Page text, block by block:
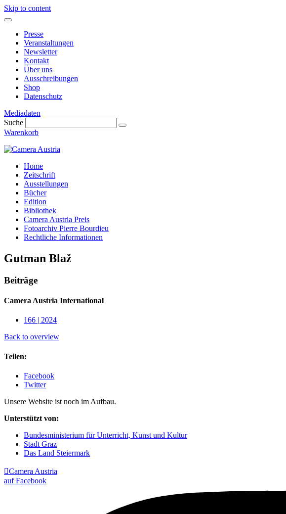
Skip to content
Presse
Veranstaltungen
Newsletter
Kontakt
Über uns
Ausschreibungen
Shop
Datenschutz
Mediadaten
Suche
Warenkorb
Home
Zeitschrift
Ausstellungen
Bücher
Edition
Bibliothek
Camera Austria Preis
Fotoarchiv Pierre Bourdieu
Rechtliche Informationen
Gutman Blaž
Beiträge
Camera Austria International
166 | 2024
Back to overview
Teilen:
Facebook
Twitter
Unsere Website ist noch im Aufbau.
Unterstützt von:
Bundesministerium für Unterricht, Kunst und Kultur
Stadt Graz
Das Land Steiermark
Camera Austria
auf Facebook